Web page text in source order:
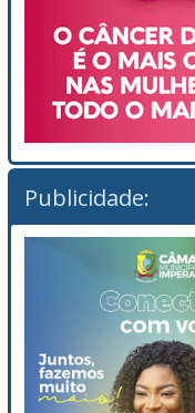
Publicidade: